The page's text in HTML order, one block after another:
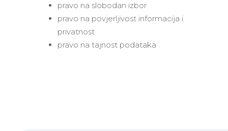
pravo na slobodan izbor
pravo na povjerljivost informacija i
privatnost
pravo na tajnost podataka